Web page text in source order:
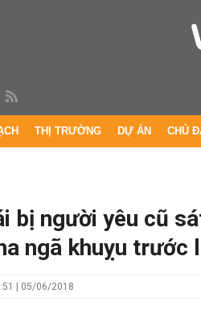
THỊ TRƯỜNG DỰ ÁN CHỦ
bị người yêu cũ
ngã khuỵu trước
| 05/06/2018